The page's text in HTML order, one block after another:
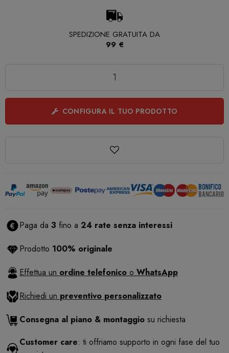
SPEDIZIONE GRATUITA DA
99 €
CONFIGURA IL TUO PRODOTTO
Paga da 3 fino a 24 rate senza interessi
Prodotto 100% originale
Effettua un ordine telefonico o WhatsApp
Richiedi un preventivo personalizzato
Consegna al piano & montaggio su richiesta
Customer care: ti offriamo supporto in ogni fase del tuo